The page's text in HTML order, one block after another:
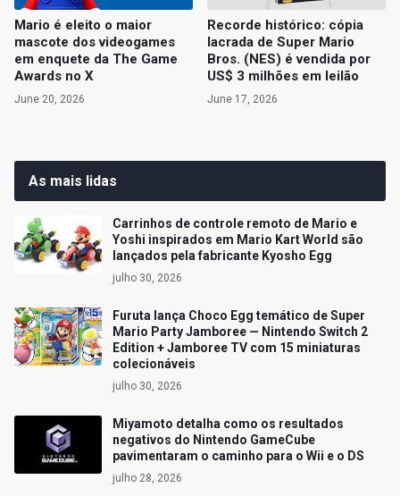
Mario é eleito o maior
mascote dos videogames
em enquete da The Game
Awards no X
June 20, 2026
Recorde histórico: cópia
lacrada de Super Mario
Bros. (NES) é vendida por
US$ 3 milhões em leilão
June 17, 2026
As mais lidas
Carrinhos de controle remoto de Mario e
Yoshi inspirados em Mario Kart World são
lançados pela fabricante Kyosho Egg
julho 30, 2026
Furuta lança Choco Egg temático de Super
Mario Party Jamboree — Nintendo Switch 2
Edition + Jamboree TV com 15 miniaturas
colecionáveis
julho 30, 2026
Miyamoto detalha como os resultados
negativos do Nintendo GameCube
pavimentaram o caminho para o Wii e o DS
julho 28, 2026